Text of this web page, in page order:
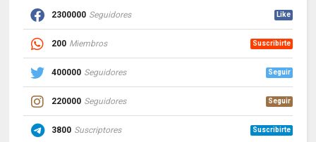
2300000 Seguidores Like
200 Miembros Suscribirte
400000 Seguidores Seguir
220000 Seguidores Seguir
3800 Suscriptores Suscribirte